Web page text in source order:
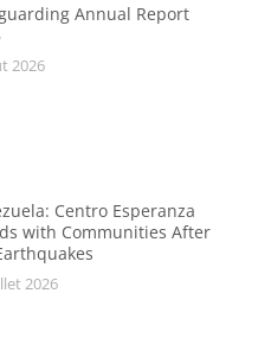
Annual Report
2026
Centro Esperanza
with Communities After
2026